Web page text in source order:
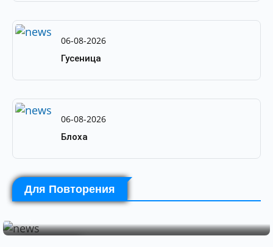
06-08-2026
Гусеница
06-08-2026
Блоха
Для Повторения
PortalBio 06-08-2026
by PortalBio 06-08-2026